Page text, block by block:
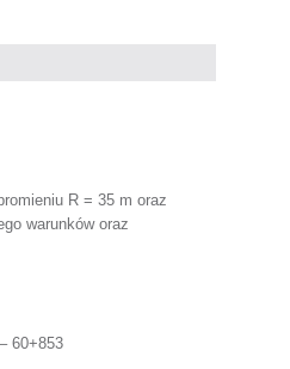
R = 35 m oraz
warunków oraz
60+853